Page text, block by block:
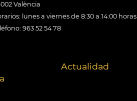
València
lunes a viernes de 8:30 a 14:00 horas
963 52 54 78
Actualidad